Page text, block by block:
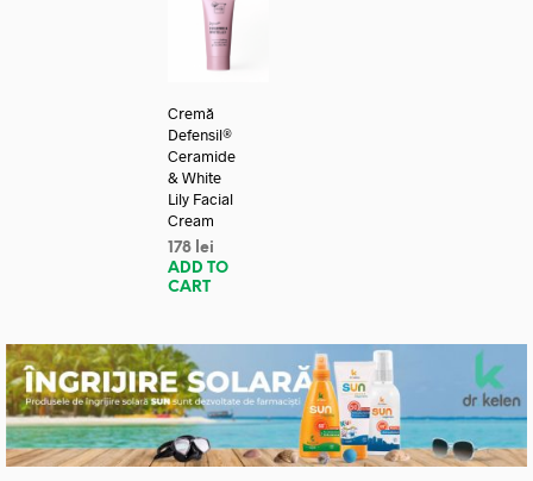
Cremă
Defensil®
Ceramide
& White
Lily Facial
Cream
178 lei
ADD TO
CART